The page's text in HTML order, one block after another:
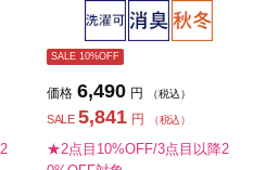
ラント無地秋冬【レディース】
SALE 10%OFF
価格 6,490 円 （税込）
SALE 5,841 円 （税込）
★2点目10%OFF/3点目以降2